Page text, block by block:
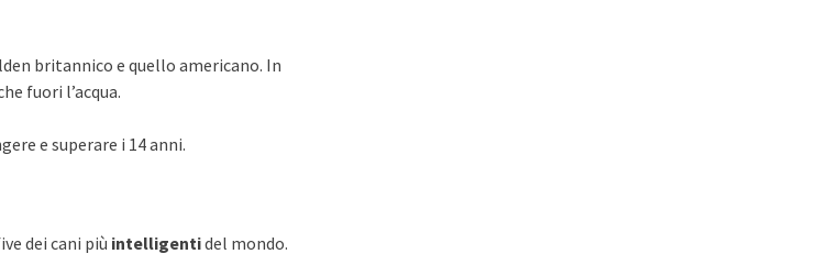
britannico e quello americano. In
fuori l’acqua.
e superare i 14 anni.
dei cani più intelligentidel mondo.